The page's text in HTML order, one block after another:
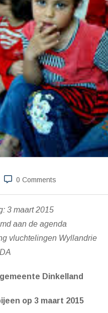
0 Comments
3 maart 2015
aan de agenda
vluchtelingen Wyllandrie
Dinkelland
op 3 maart 2015